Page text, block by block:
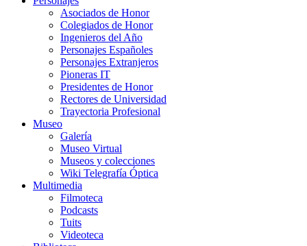
Asociados de Honor
Colegiados de Honor
Ingenieros del Año
Personajes Españoles
Personajes Extranjeros
Pioneras IT
Presidentes de Honor
Rectores de Universidad
Trayectoria Profesional
Museo
Galería
Museo Virtual
Museos y colecciones
Wiki Telegrafía Óptica
Multimedia
Filmoteca
Podcasts
Tuits
Videoteca